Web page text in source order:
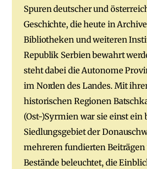
Spuren deutscher und
Geschichte, die heute in
Bibliotheken und weiteren
Republik Serbien bewahrt
steht dabei die Autonome
im Norden des Landes. Mit
historischen Regionen
(Ost-)Syrmien war sie einst ein
Siedlungsgebiet der
mehreren fundierten Beiträgen
Bestände beleuchtet, die